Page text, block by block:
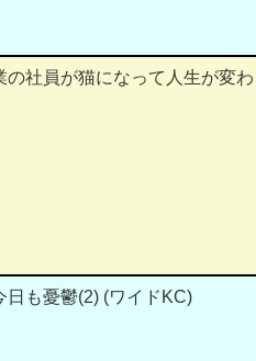
の社員が猫になって人生が変
日も憂鬱(2) (ワイドKC)